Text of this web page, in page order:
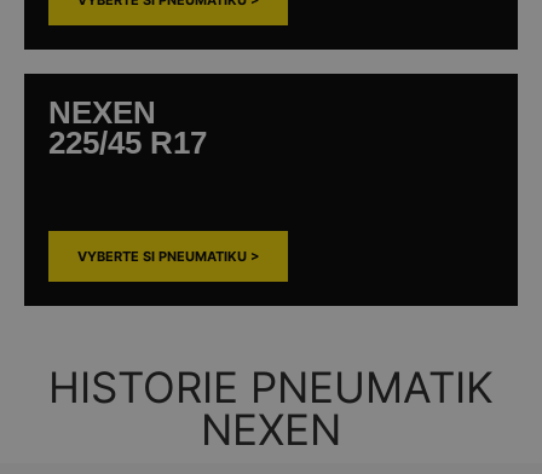
NEXEN
225/45 R17
VYBERTE SI PNEUMATIKU >
HISTORIE PNEUMATIK
NEXEN